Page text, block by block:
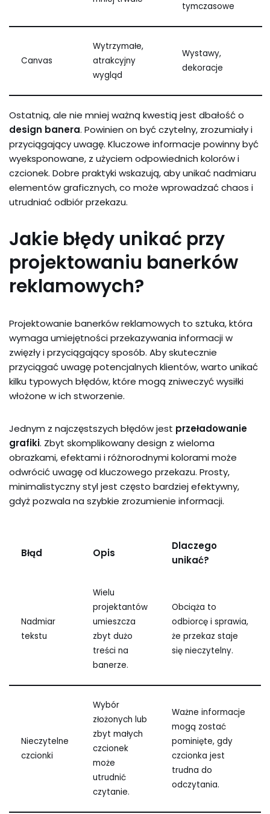
tymczasowe
Canvas
Wytrzymałe,
atrakcyjny
wygląd
Wystawy,
dekoracje
Ostatnią, ale nie mniej ważną kwestią jest dbałość o
design banera. Powinien on być czytelny, zrozumiały i
przyciągający uwagę. Kluczowe informacje powinny być
wyeksponowane, z użyciem odpowiednich kolorów i
czcionek. Dobre praktyki wskazują, aby unikać nadmiaru
elementów graficznych, co może wprowadzać chaos i
utrudniać odbiór przekazu.
Jakie błędy unikać przy
projektowaniu banerków
reklamowych?
Projektowanie banerków reklamowych to sztuka, która
wymaga umiejętności przekazywania informacji w
zwięzły i przyciągający sposób. Aby skutecznie
przyciągać uwagę potencjalnych klientów, warto unikać
kilku typowych błędów, które mogą zniweczyć wysiłki
włożone w ich stworzenie.
Jednym z najczęstszych błędów jest przeładowanie
grafiki. Zbyt skomplikowany design z wieloma
obrazkami, efektami i różnorodnymi kolorami może
odwrócić uwagę od kluczowego przekazu. Prosty,
minimalistyczny styl jest często bardziej efektywny,
gdyż pozwala na szybkie zrozumienie informacji.
Błąd Opis
Dlaczego
unikać?
Nadmiar
tekstu
Wielu
projektantów
umieszcza
zbyt dużo
treści na
banerze.
Obciąża to
odbiorcę i sprawia,
że ​​przekaz staje
się nieczytelny.
Nieczytelne
czcionki
Wybór
złożonych lub
zbyt małych
czcionek
może
utrudnić
czytanie.
Ważne informacje
mogą zostać
pominięte, gdy
czcionka jest
trudna do
odczytania.